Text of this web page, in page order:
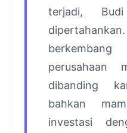
terjadi,
perusahaan
dibanding
bahkan
investasi